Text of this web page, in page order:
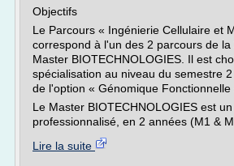
Objectifs
Le Parcours « Ingénierie Cellulaire et
correspond à l'un des 2 parcours de
Master BIOTECHNOLOGIES. Il est
spécialisation au niveau du semestre
de l'option « Génomique Fonctionnelle
Le Master BIOTECHNOLOGIES est
professionnalisé, en 2 années (M1 &
Lire la suite